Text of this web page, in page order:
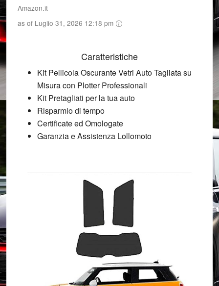
Amazon.it
as of Luglio 31, 2026 12:18 pm
Caratteristiche
Kit Pellicola Oscurante Vetri Auto Tagliata su
Misura con Plotter Professionali
Kit Pretagliati per la tua auto
Risparmio di tempo
Certificate ed Omologate
Garanzia e Assistenza Lollomoto